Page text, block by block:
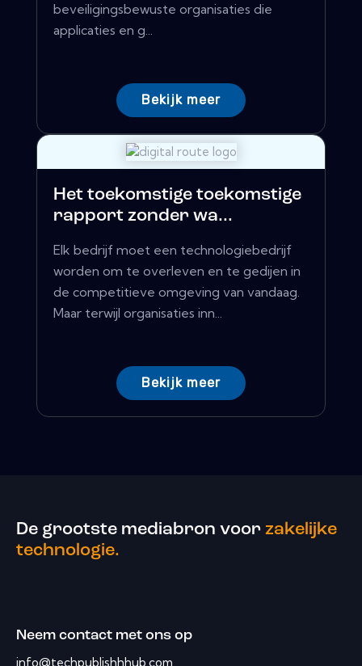
beveiligingsbewuste organisaties die
applicaties en g...
Bekijk meer
Het toekomstige toekomstige
rapport zonder wa...
Elk bedrijf moet een technologiebedrijf
worden om te overleven en te gedijen in
de competitieve omgeving van vandaag.
Maar terwijl organisaties inn...
Bekijk meer
De grootste mediabron voor zakelijke
technologie.
Neem contact met ons op
info@techpublishhhub.com